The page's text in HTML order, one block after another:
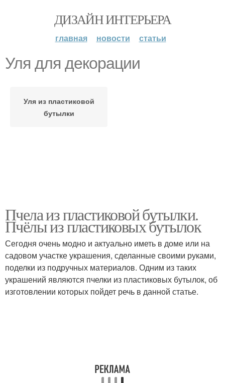
ДИЗАЙН ИНТЕРЬЕРА
главная новости статьи
Уля для декорации
Уля из пластиковой
бутылки
Пчела из пластиковой бутылки.
Пчёлы из пластиковых бутылок
Сегодня очень модно и актуально иметь в доме или на
садовом участке украшения, сделанные своими руками,
поделки из подручных материалов. Одним из таких
украшений являются пчелки из пластиковых бутылок, об
изготовлении которых пойдет речь в данной статье.